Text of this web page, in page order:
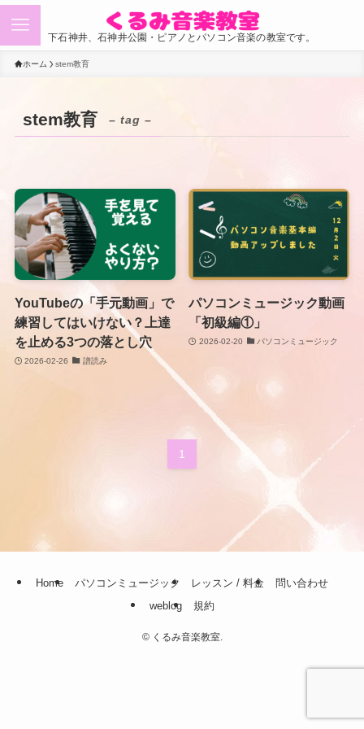
下石神井、石神井公園・ピアノとパソコン音楽の教室です。
ホーム stem教育
stem教育 – tag –
YouTubeの「手元動画」で
練習してはいけない？上達
を止める3つの落とし穴
2026-02-26 譜読み
パソコンミュージック動画
「初級編①」
2026-02-20 パソコンミュージック
1
Home パソコンミュージック レッスン / 料金
問い合わせ
weblog
規約
©くるみ音楽教室.